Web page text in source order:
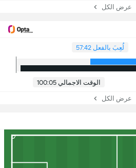
عرض الكل
لُعِبَ بالفعل 57:42
الوقت الاجمالي 100:05
عرض الكل